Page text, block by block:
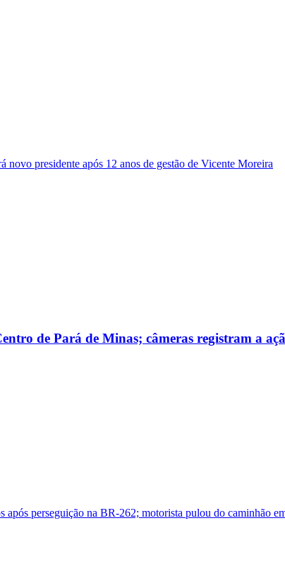
novo presidente após 12 anos de gestão de Vicente Moreira
de Pará de Minas; câmeras registram a
após perseguição na BR-262; motorista pulou do caminhão